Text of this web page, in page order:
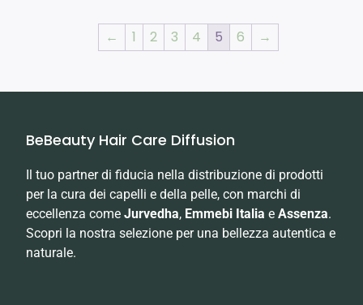
← 1 2 3 4 5 6 →
BeBeauty Hair Care Diffusion
Il tuo partner di fiducia nella distribuzione di prodotti
per la cura dei capelli e della pelle, con marchi di
eccellenza come Jurvedha, Emmebi Italia e Assenza.
Scopri la nostra selezione per una bellezza autentica e
naturale.